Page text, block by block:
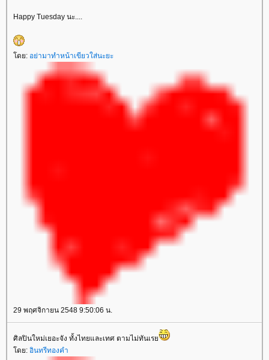
Happy Tuesday นะ....
ดย: อย่ามาทำหน้าเขียวใส่นะยะ
29 พฤศจิกายน 2548 9:50:06 น.
ศิลปินใหม่เยอะจัง ทั้งไทยและเทศ ตามไม่ทันเร
ดย: อินทรีทองคำ